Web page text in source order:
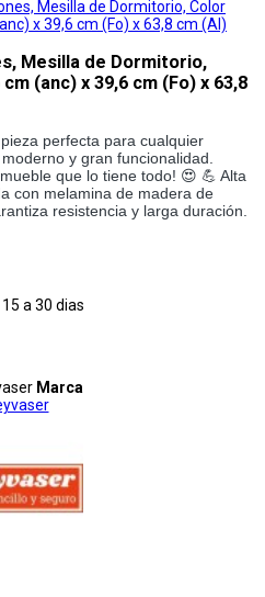
Mesilla de Dormitorio,
(anc) x 39,6 cm (Fo) x 63,8
perfecta para cualquier
y gran funcionalidad.
que lo tiene todo! 😍 💪 Alta
con melamina de madera de
resistencia y larga duración.
a 30 dias
Marca